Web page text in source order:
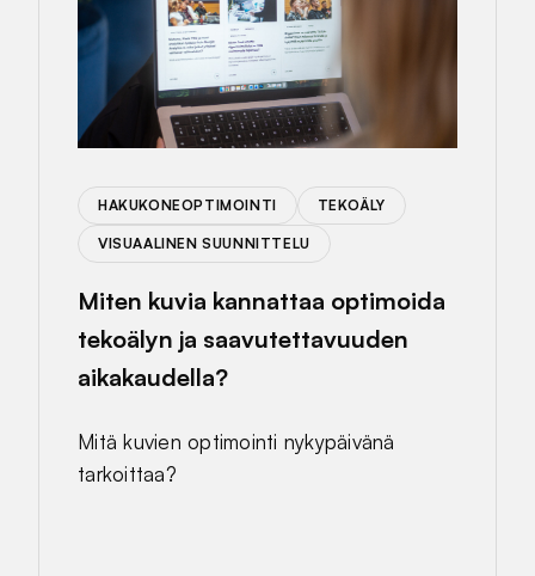
HAKUKONEOPTIMOINTI TEKOÄLY
VISUAALINEN SUUNNITTELU
Miten kuvia kannattaa optimoida
tekoälyn ja saavutettavuuden
aikakaudella?
Mitä kuvien optimointi nykypäivänä
tarkoittaa?